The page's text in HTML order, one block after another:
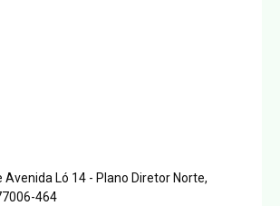
Avenida Ló 14 - Plano Diretor Norte,
464